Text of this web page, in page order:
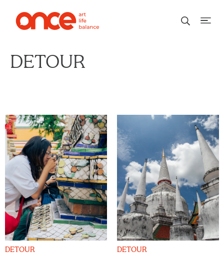
DETOUR
DETOUR DETOUR